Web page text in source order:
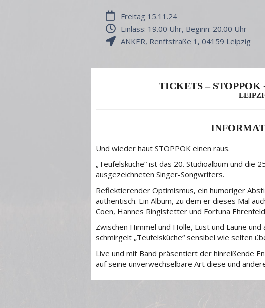
Freitag 15.11.24
Einlass: 19.00 Uhr, Beginn: 20.00 Uhr
ANKER, Renftstraße 1 , 04159 Leipzig
TICKETS – STOPPOK
Und wieder haut STOPPOK einen raus.
„Teufelsküche“ ist das 20. Studioalbum und die
ausgezeichneten Singer-Songwriters.
Reflektierender Optimismus, ein humoriger
authentisch. Ein Album, zu dem er dieses Mal
Coen, Hannes Ringlstetter und Fortuna
Zwischen Himmel und Hölle, Lust und Laune
schmirgelt „Teufelsküche“ sensibel wie selten
Live und mit Band präsentiert der hinreißende
auf seine unverwechselbare Art diese und